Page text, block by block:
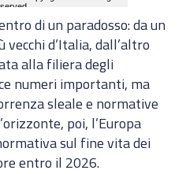
di un paradosso: da un
d’Italia, dall’altro
alla filiera degli
numeri importanti, ma
sleale e normative
poi, l’Europa
sul fine vita dei
entro il 2026.